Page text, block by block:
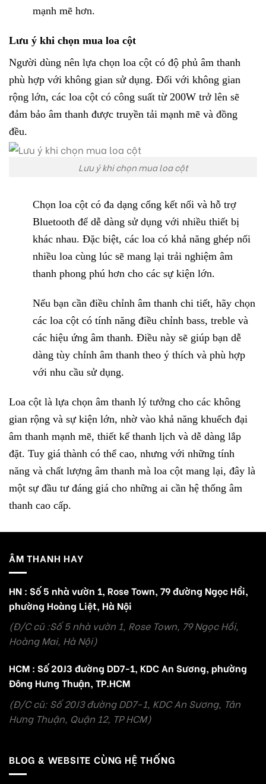
mạnh mẽ hơn.
Lưu ý khi chọn mua loa cột
Người dùng nên lựa chọn loa cột có độ phủ âm thanh
phù hợp với không gian sử dụng. Đối với không gian
rộng lớn, các loa cột có công suất từ 200W trở lên sẽ
đảm bảo âm thanh được truyền tải mạnh mẽ và đồng
đều.
Lưu ý khi chọn mua loa cột
Chọn loa cột có đa dạng cổng kết nối và hỗ trợ
Bluetooth để dễ dàng sử dụng với nhiều thiết bị
khác nhau. Đặc biệt, các loa có khả năng ghép nối
nhiều loa cùng lúc sẽ mang lại trải nghiệm âm
thanh phong phú hơn cho các sự kiện lớn.
Nếu bạn cần điều chỉnh âm thanh chi tiết, hãy chọn
các loa cột có tính năng điều chỉnh bass, treble và
các hiệu ứng âm thanh. Điều này sẽ giúp bạn dễ
dàng tùy chỉnh âm thanh theo ý thích và phù hợp
với nhu cầu sử dụng.
Loa cột là lựa chọn âm thanh lý tưởng cho các không
gian rộng và sự kiện lớn, nhờ vào khả năng khuếch đại
âm thanh mạnh mẽ, thiết kế thanh lịch và dễ dàng lắp
đặt. Tuy giá thành có thể cao, nhưng với những tính
năng và chất lượng âm thanh mà loa cột mang lại, đây là
một sự đầu tư đáng giá cho những ai cần hệ thống âm
thanh cao cấp.
ÂM THANH HAY
HN : Số 5 nhà vườn 1, Rose Town, 79 đường Ngọc Hồi,
phường Hoàng Liệt, Hà Nội
(Đ/C cũ :Số 5 nhà vườn 1, Rose Town, 79 Ngọc Hồi,
Hoàng Mai, Hà Nội)
HCM : Số 20J3 đường DD7-1, KDC An Sương, phường
Đông Hưng Thuận, TP.HCM
(Đ/C cũ: Số 20J3 đường DD7-1, KDC An Sương, Tân
Hưng Thuận, Quận 12, TP HCM)
BLOG & WEBSITE CÙNG HỆ THỐNG